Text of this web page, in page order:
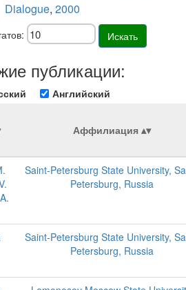
Dialogue, 2000
Искать
публикации:
Английский
Аффилиация
Saint-Petersburg State University,
Petersburg, Russia
Saint-Petersburg State University,
Petersburg, Russia